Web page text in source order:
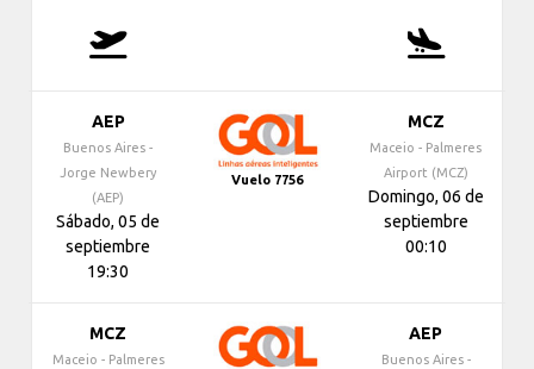
AEP
Buenos Aires -
Jorge Newbery
(AEP)
Sábado, 05 de
septiembre
19:30
Vuelo 7756
MCZ
Maceio - Palmeres
Airport (MCZ)
Domingo, 06 de
septiembre
00:10
MCZ
Maceio - Palmeres
AEP
Buenos Aires -